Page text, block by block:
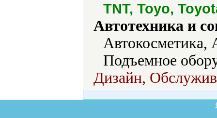
TNT, Toyo,
Автотехника и
Автокосметика,
Подъемное
Дизайн,